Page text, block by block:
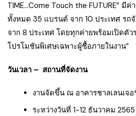
TIME…Come Touch the FUTURE” มี
ทั้งหมด 35 แบรนด์ จาก 10 ประเทศ รถ
จาก 8 ประเทศ โดยทุกค่ายพร้อมเปิดตั
โปรโมชันพิเศษเฉพาะผู้ซื้อภายในงาน”
วันเวลา – สถานที่จัดงาน
งานจัดขึ้น ณ อาคารชาลเลนเจ
ระหว่างวันที่ 1-12 ธันวาคม 2565